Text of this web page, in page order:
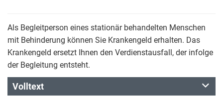
Als Begleitperson eines stationär behandelten Menschen
mit Behinderung können Sie Krankengeld erhalten. Das
Krankengeld ersetzt Ihnen den Verdienstausfall, der infolge
der Begleitung entsteht.
Volltext